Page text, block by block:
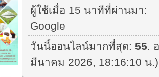
ผู้ใช้เมื่อ 15 นาทีที่ผ่านมา:
Google
วันนี้ออนไลน์มากที่สุด:55.
มีนาคม 2026, 18:16:10 น.)